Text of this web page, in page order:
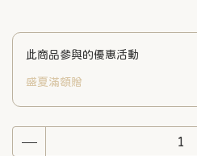
此商品參與的優惠活動
盛夏滿額贈